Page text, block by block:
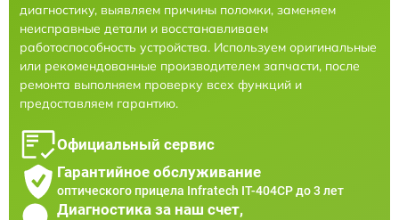
диагностику, выявляем причины поломки, заменяем
неисправные детали и восстанавливаем
работоспособность устройства. Используем оригинальные
или рекомендованные производителем запчасти, после
ремонта выполняем проверку всех функций и
предоставляем гарантию.
Официальный сервис
Гарантийное обслуживание
оптического прицела Infratech IT-404CP до 3 лет
Диагностика за наш счет,